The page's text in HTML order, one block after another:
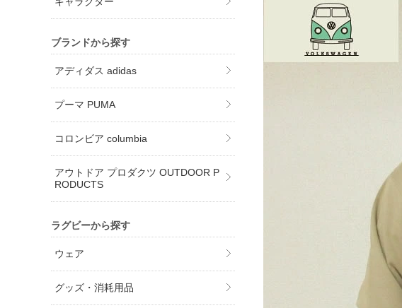
ブランドから探す
アディダス adidas
プーマ PUMA
コロンビア columbia
アウトドア プロダクツ OUTDOOR P
RODUCTS
ラグビーから探す
ウェア
グッズ・消耗用品